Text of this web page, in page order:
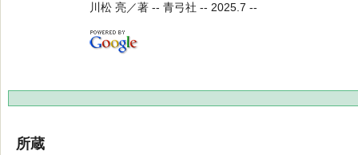
川松 亮／著 -- 青弓社 -- 2025.7 --
所蔵